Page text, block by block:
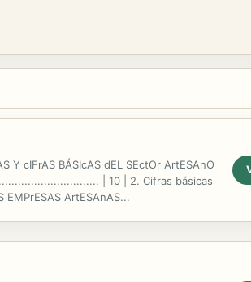
cIFrAS BÁSIcAS dEL SEctOr ArtESAnO
| 10 | 2. Cifras básicas
ArtESAnAS...